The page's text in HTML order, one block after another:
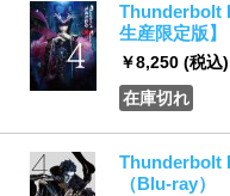
Thunderbolt
生産限定版】
￥8,250 (税込)
在庫切れ
Thunderbolt
（Blu-ray）